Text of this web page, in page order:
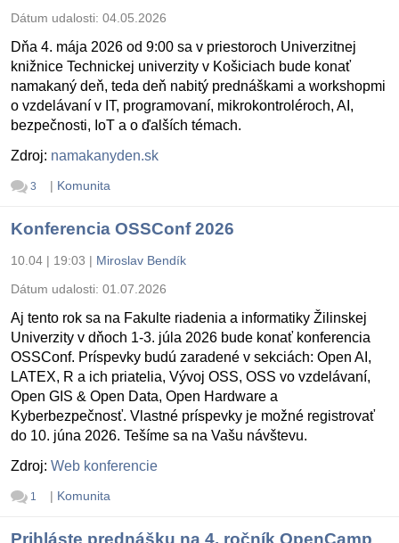
Dátum udalosti: 04.05.2026
Dňa 4. mája 2026 od 9:00 sa v priestoroch Univerzitnej
knižnice Technickej univerzity v Košiciach bude konať
namakaný deň, teda deň nabitý prednáškami a workshopmi
o vzdelávaní v IT, programovaní, mikrokontroléroch, AI,
bezpečnosti, IoT a o ďalších témach.
Zdroj: namakanyden.sk
3 | Komunita
Konferencia OSSConf 2026
10.04 | 19:03 | Miroslav Bendík
Dátum udalosti: 01.07.2026
Aj tento rok sa na Fakulte riadenia a informatiky Žilinskej
Univerzity v dňoch 1-3. júla 2026 bude konať konferencia
OSSConf. Príspevky budú zaradené v sekciách: Open AI,
LATEX, R a ich priatelia, Vývoj OSS, OSS vo vzdelávaní,
Open GIS & Open Data, Open Hardware a
Kyberbezpečnosť. Vlastné príspevky je možné registrovať
do 10. júna 2026. Tešíme sa na Vašu návštevu.
Zdroj: Web konferencie
1 | Komunita